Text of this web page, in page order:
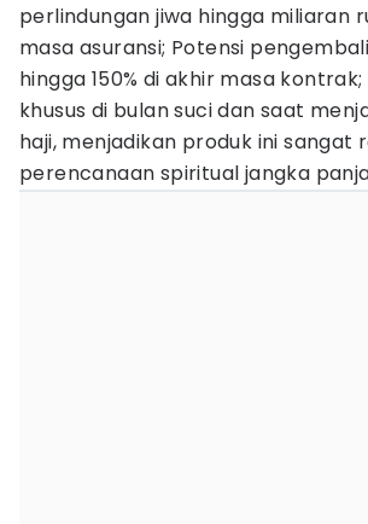
perlindungan jiwa hingga miliaran
masa asuransi; Potensi
hingga 150% di akhir masa
khusus di bulan suci dan saat
haji, menjadikan produk ini sangat
perencanaan spiritual jangka